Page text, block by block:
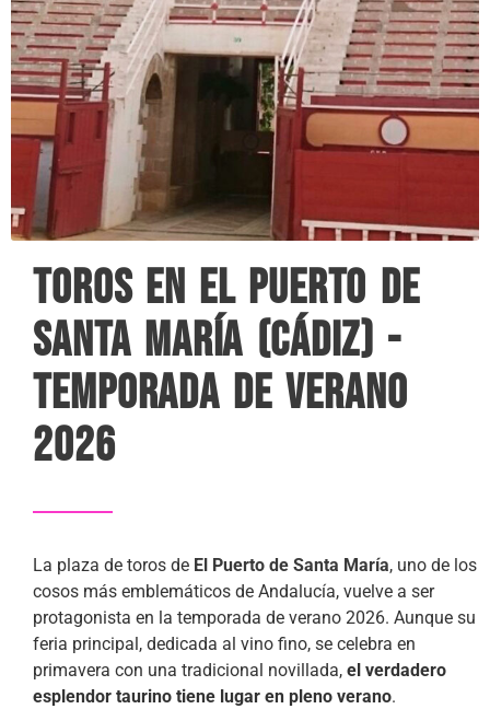
Toros en El Puerto de
Santa María (Cádiz) -
Temporada de Verano
2026
La plaza de toros de El Puerto de Santa María, uno de los
cosos más emblemáticos de Andalucía, vuelve a ser
protagonista en la temporada de verano 2026. Aunque su
feria principal, dedicada al vino fino, se celebra en
primavera con una tradicional novillada, el verdadero
esplendor taurino tiene lugar en pleno verano.